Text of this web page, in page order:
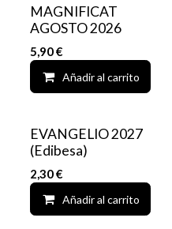
MAGNIFICAT
AGOSTO 2026
5,90€
Añadir al carrito
EVANGELIO 2027
(Edibesa)
2,30€
Añadir al carrito